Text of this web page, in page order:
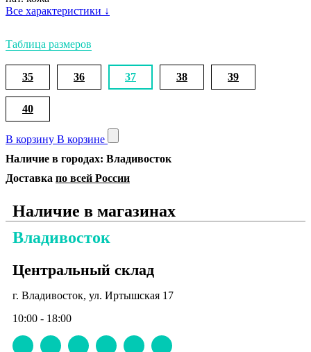
Все характеристики ↓
Таблица размеров
35 36 37 38 39
40
В корзину В корзине
Наличие в городах: Владивосток
Доставка по всей России
Наличие в магазинах
Владивосток
Центральный склад
г. Владивосток, ул. Иртышская 17
10:00 - 18:00